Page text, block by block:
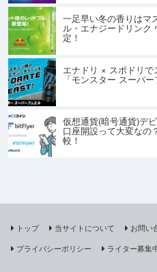
一足早い冬の香りはマ
ル・エナジードリンク
定！
エナドリ × スポドリで
「モンスター スーパ
仮想通貨(暗号通貨)デ
口座開設って大変なの
較！
トップ 当サイトについて お問い
プライバシーポリシー
ライター募集